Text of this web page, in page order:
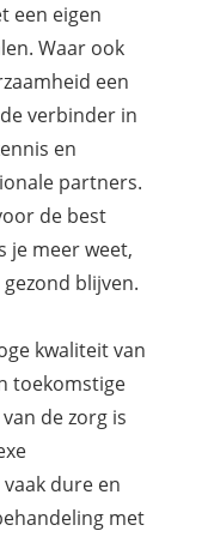
een eigen
Waar ook
een
verbinder in
en
partners.
de best
je meer weet,
blijven.
kwaliteit van
toekomstige
de zorg is
dure en
met